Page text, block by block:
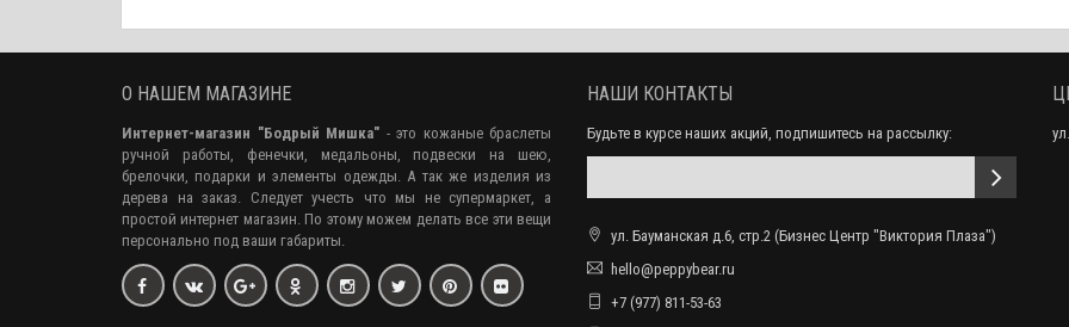
О НАШЕМ МАГАЗИНЕ
Интернет-магазин "Бодрый Мишка" - это кожаные браслеты
ручной работы, фенечки, медальоны, подвески на шею,
брелочки, подарки и элементы одежды. А так же изделия из
дерева на заказ. Следует учесть что мы не супермаркет, а
простой интернет магазин. По этому можем делать все эти вещи
персонально под ваши габариты.
НАШИ КОНТАКТЫ
Будьте в курсе наших акций, подпишитесь на рассылку:
ул. Бауманская д.6, стр.2 (Бизнес Центр "Виктория Плаза")
hello@peppybear.ru
+7 (977) 811-53-63